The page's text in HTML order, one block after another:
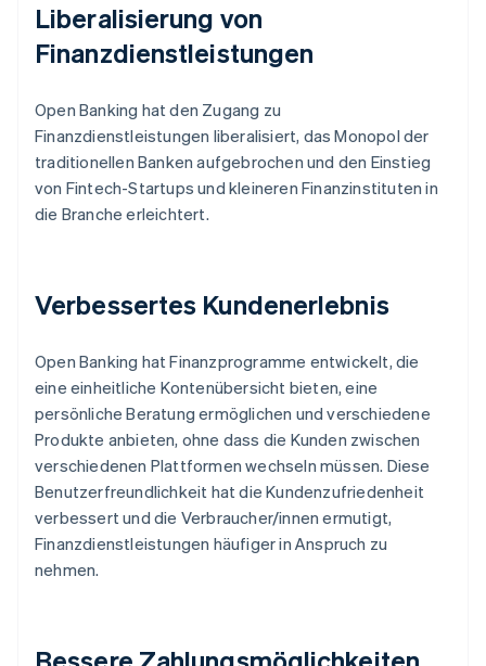
Liberalisierung von
Finanzdienstleistungen
Open Banking hat den Zugang zu
Finanzdienstleistungen liberalisiert, das Monopol der
traditionellen Banken aufgebrochen und den Einstieg
von Fintech-Startups und kleineren Finanzinstituten in
die Branche erleichtert.
Verbessertes Kundenerlebnis
Open Banking hat Finanzprogramme entwickelt, die
eine einheitliche Kontenübersicht bieten, eine
persönliche Beratung ermöglichen und verschiedene
Produkte anbieten, ohne dass die Kunden zwischen
verschiedenen Plattformen wechseln müssen. Diese
Benutzerfreundlichkeit hat die Kundenzufriedenheit
verbessert und die Verbraucher/innen ermutigt,
Finanzdienstleistungen häufiger in Anspruch zu
nehmen.